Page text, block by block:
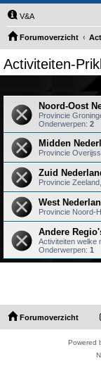
V&A
Forumoverzicht
Activiteiten-
Noord-Oost
Provincie
Onderwerpen: 2
Midden
Provincie
Zuid
Provincie
West
Provincie Noord-
Andere
Activiteiten welke
Onderwerpen: 1
Forumoverzicht
Powered